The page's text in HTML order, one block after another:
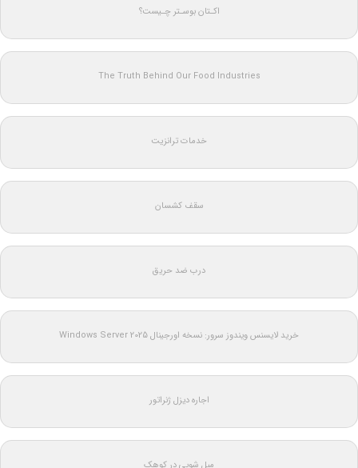
اکـتان بوسـتر چـیست؟
The Truth Behind Our Food Industries
خدمات ترانزیت
سقف کشسان
درب ضد حریق
خرید لایسنس ویندوز سرور: نسخه اورجینال Windows Server 2025
اجاره دیزل ژنراتور
مبل شویی در کوهک